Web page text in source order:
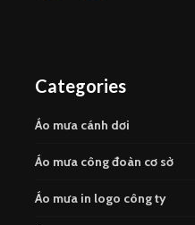
Categories
Áo mưa cánh dơi
Áo mưa công đoàn cơ sở
Áo mưa in logo công ty